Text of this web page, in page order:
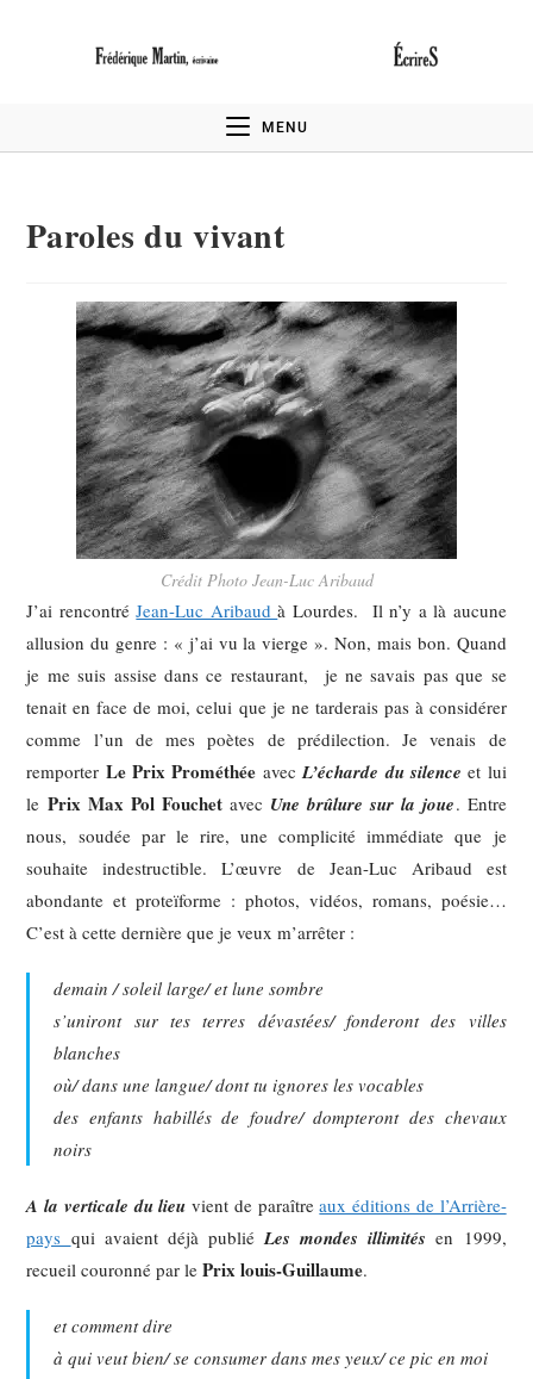
MENU
Paroles du vivant
Crédit Photo Jean-Luc Aribaud
J’ai rencontréJean-Luc Aribaudà Lourdes. Il n’y a là aucune
allusion du genre : « j’ai vu la vierge ». Non, mais bon. Quand
je me suis assise dans ce restaurant, je ne savais pas que se
tenait en face de moi, celui que je ne tarderais pas à considérer
comme l’un de mes poètes de prédilection. Je venais de
remporter Le Prix Prométhée avecL’écharde du silence et lui
le Prix Max Pol Fouchetavec Une brûlure sur la joue. Entre
nous, soudée par le rire, une complicité immédiate que je
souhaite indestructible. L’œuvre de Jean-Luc Aribaud est
abondante et proteïforme : photos, vidéos, romans, poésie…
C’est à cette dernière que je veux m’arrêter :
demain / soleil large/ et lune sombre
s’uniront sur tes terres dévastées/ fonderont des villes
blanches
où/ dans une langue/ dont tu ignores les vocables
des enfants habillés de foudre/ dompteront des chevaux
noirs
A la verticale du lieu vient de paraîtreaux éditions de l’Arrière-
pays qui avaient déjà publiéLes mondes illimités en 1999,
recueil couronné par lePrix louis-Guillaume.
et comment dire
à qui veut bien/ se consumer dans mes yeux/ ce pic en moi